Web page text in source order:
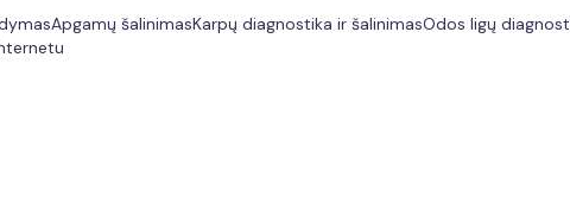
Apgamų šalinimasKarpų diagnostika ir šalinimasOdos ligų